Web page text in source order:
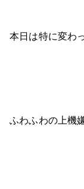
本日は特に変わ
ふわふわの上機